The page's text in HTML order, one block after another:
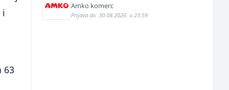
i
63
Amko komerc
Prijava do: 30.08.2026. u 23:59